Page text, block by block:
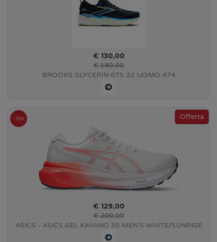
€ 130,00
€ 180,00
BROOKS GLYCERIN GTS 22 UOMO 474
Black/Cobalt/Neon Yellow - Art. 110446 1D 002
-35%
€ 129,00
€ 200,00
ASICS - ASICS GEL KAYANO 30 MEN'S WHITE/SUNRISE
RED - 1011B548-102